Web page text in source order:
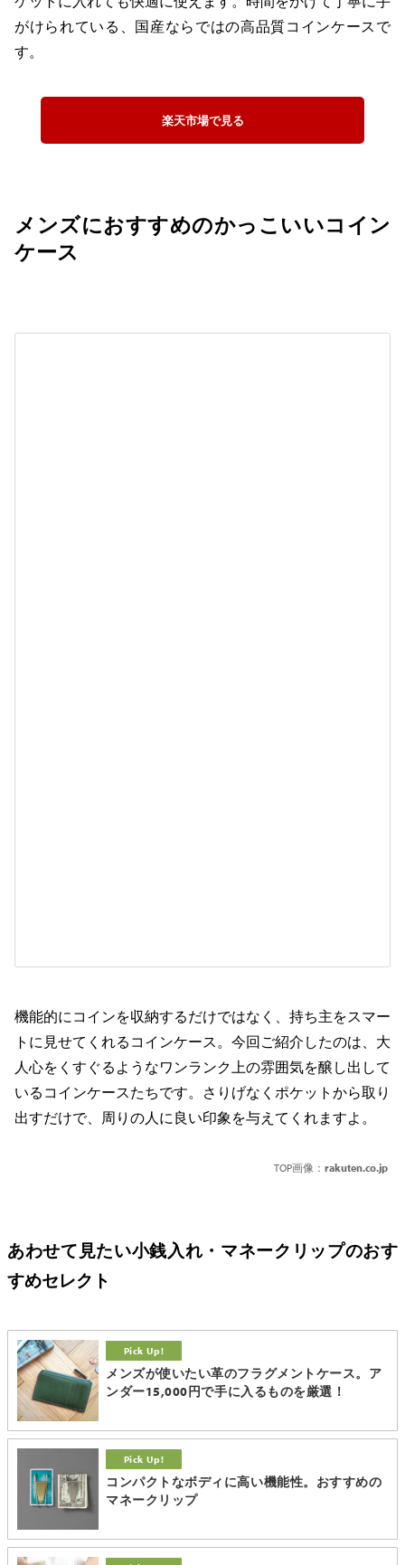
がけられている、国産ならではの高品質コインケースで
す。
楽天市場で見る
メンズにおすすめのかっこいいコイン
ケース
機能的にコインを収納するだけではなく、持ち主をスマー
トに見せてくれるコインケース。今回ご紹介したのは、大
人心をくすぐるようなワンランク上の雰囲気を醸し出して
いるコインケースたちです。さりげなくポケットから取り
出すだけで、周りの人に良い印象を与えてくれますよ。
TOP画像： rakuten.co.jp
あわせて見たい小銭入れ・マネークリップのおす
すめセレクト
メンズが使いたい革のフラグメントケース。ア
ンダー15,000円で手に入るものを厳選！
コンパクトなボディに高い機能性。おすすめの
マネークリップ